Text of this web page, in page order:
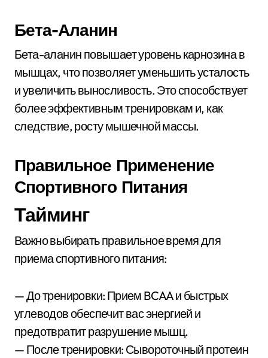
Бета-Аланин
Бета-аланин повышает уровень карнозина в
мышцах, что позволяет уменьшить усталость
и увеличить выносливость. Это способствует
более эффективным тренировкам и, как
следствие, росту мышечной массы.
Правильное Применение
Спортивного Питания
Тайминг
Важно выбирать правильное время для
приема спортивного питания:
— До тренировки: Прием BCAA и быстрых
углеводов обеспечит вас энергией и
предотвратит разрушение мышц.
— После тренировки: Сывороточный протеин